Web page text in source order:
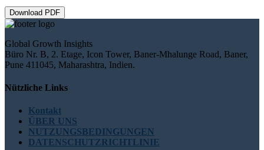
Download PDF
Global Growth Insights
Büro Nr. B, 2. Etage, Icon Tower, Baner-Mhalunge Road, Baner,
Pune 411045, Maharashtra, Indien.
Nützliche Links
Kontakt
ÜBER UNS
NUTZUNGSBEDINGUNGEN
DATENSCHUTZRICHTLINIE